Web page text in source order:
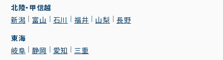
北陸・甲信越
新潟
富山 石川 福井 山梨
長野
東海
岐阜
静岡 愛知
三重